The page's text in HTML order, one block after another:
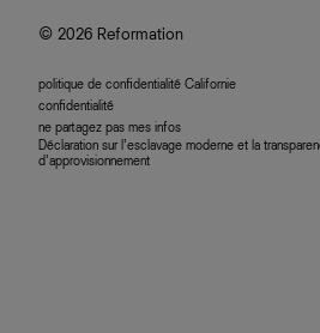
© 2026 Reformation
politique de confidentialité Californie
confidentialité
ne partagez pas mes infos
Déclaration sur l’esclavage moderne et la
d’approvisionnement